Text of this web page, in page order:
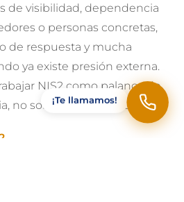
de visibilidad, dependencia
o personas concretas,
de respuesta y mucha
ya existe presión externa.
NIS2 como palanca de
no solo como obligación.
¡Te llamamos!